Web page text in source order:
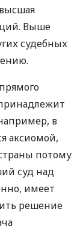
Выше
судебных
в
аксиомой,
потому
суд над
имеет
решение